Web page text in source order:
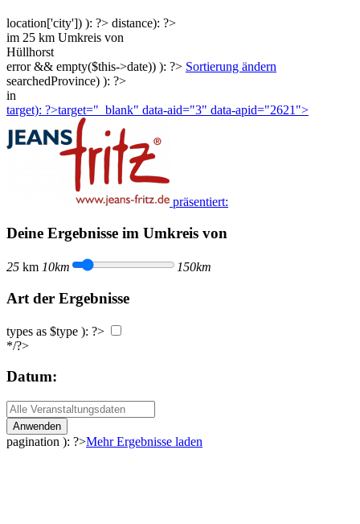
location['city']) ): ?> distance): ?>
im 25 km Umkreis von
Hüllhorst
error && empty($this->date)) ): ?> Sortierung ändern
searchedProvince) ): ?>
in
target): ?>target="_blank" data-aid="3" data-apid="2621">
präsentiert:
Deine Ergebnisse im Umkreis von
25 km 10km 150km
Art der Ergebnisse
types as $type ): ?>
*/?>
Datum:
Anwenden
pagination ): ?>Mehr Ergebnisse laden